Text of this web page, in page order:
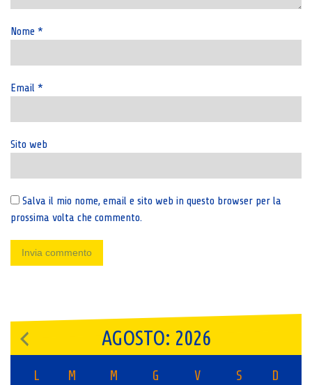
Nome *
Email *
Sito web
Salva il mio nome, email e sito web in questo browser per la
prossima volta che commento.
AGOSTO: 2026
L M M G V S D